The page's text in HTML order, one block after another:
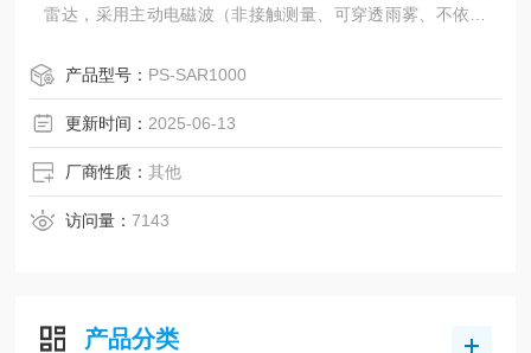
雷达，采用主动电磁波（非接触测量、可穿透雨雾、不依赖
位移测量精度高）的形变监测雷达。
产品型号： PS-SAR1000
更新时间： 2025-06-13
厂商性质：其他
访问量：7143
产品分类